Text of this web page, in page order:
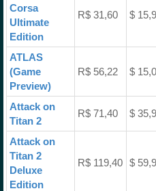
Corsa
Ultimate
Edition
R$ 31,60 $
ATLAS
(Game
Preview)
R$ 56,22 $
Attack on
Titan 2
R$ 71,40 $
Attack on
Titan 2
Deluxe
Edition
R$ 119,40 $